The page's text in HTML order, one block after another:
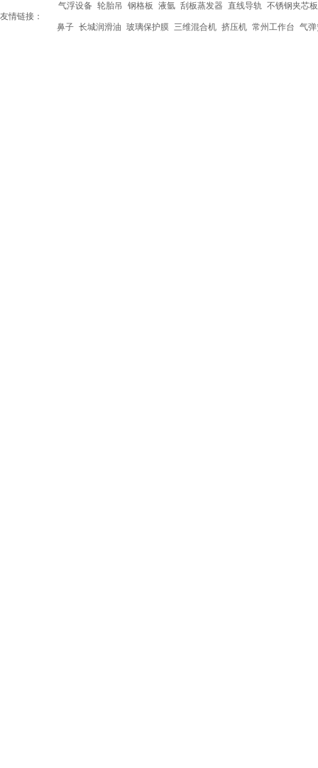
友情链接：
气浮设备 轮胎吊 钢格板 液氩 刮板蒸发器 直线导轨 不锈钢夹芯板
鼻子 长城润滑油 玻璃保护膜 三维混合机 挤压机 常州工作台 气